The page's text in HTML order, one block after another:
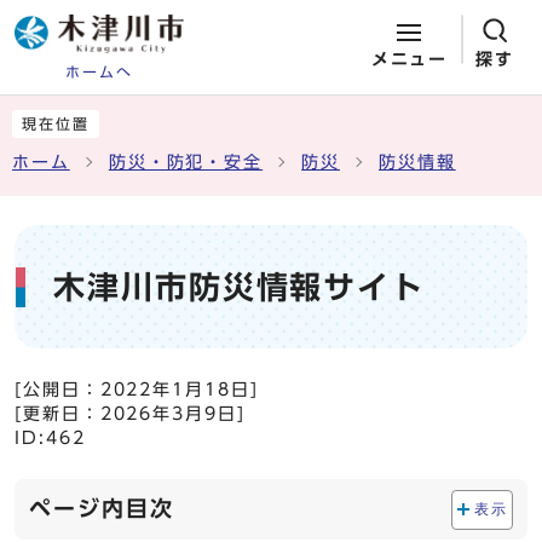
ホームへ
メニュー 探す
現在位置
ホーム 防災・防犯・安全 防災 防災情報
木津川市防災情報サイト
[公開日： 2022年1月18日
[更新日： 2026年3月9日
ID:462
ページ内目次 表示